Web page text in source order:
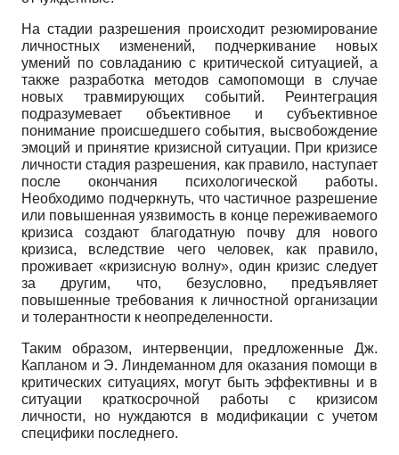
На стадии разрешения происходит резюмирование
личностных изменений, подчеркивание новых
умений по совладанию с критической ситуацией, а
также разработка методов самопомощи в случае
новых травмирующих событий. Реинтеграция
подразумевает объективное и субъективное
понимание происшедшего события, высвобождение
эмоций и принятие кризисной ситуации. При кризисе
личности стадия разрешения, как правило, наступает
после окончания психологической работы.
Необходимо подчеркнуть, что частичное разрешение
или повышенная уязвимость в конце переживаемого
кризиса создают благодатную почву для нового
кризиса, вследствие чего человек, как правило,
проживает «кризисную волну», один кризис следует
за другим, что, безусловно, предъявляет
повышенные требования к личностной организации
и толерантности к неопределенности.
Таким образом, интервенции, предложенные Дж.
Капланом и Э. Линдеманном для оказания помощи в
критических ситуациях, могут быть эффективны и в
ситуации краткосрочной работы с кризисом
личности, но нуждаются в модификации с учетом
специфики последнего.